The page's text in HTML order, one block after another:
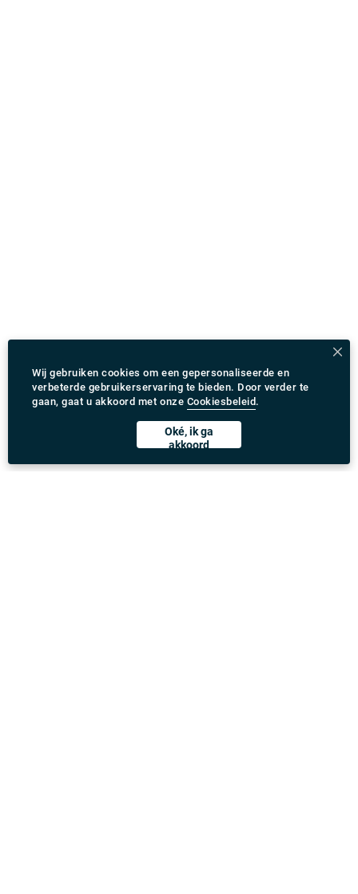
Wij gebruiken cookies om een gepersonaliseerde en
verbeterde gebruikerservaring te bieden. Door verder te
gaan, gaat u akkoord met onze Cookiesbeleid .
Oké, ik ga
akkoord